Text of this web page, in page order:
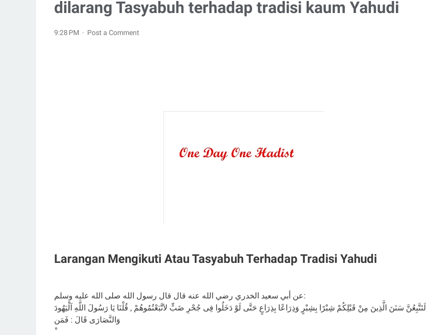
dilarang Tasyabuh terhadap tradisi kaum Yahudi
9:28 PM Post a Comment
Larangan Mengikuti Atau Tasyabuh Terhadap Tradisi Yahudi
عن أبي سعيد الخدري رضي الله عنه قال قال رسول الله صلى الله عليه وسلم:
لَتَتَّبِعُنَّ سَنَنَ الَّذِينَ مِنْ قَبْلِكُمْ شِبْرًا بِشِبْرٍ وَذِرَاعًا بِذِرَاعٍ حَتَّى لَوْ دَخَلُوا فِى جُحْرِ ضَبٍّ لاَتَّبَعْتُمُوهُمْ , قُلْنَا يَا رَسُولَ اللَّهِ آلْيَهُودَ
وَالنَّصَارَى قَالَ : فَمَن